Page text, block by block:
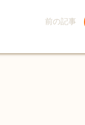
前の記事